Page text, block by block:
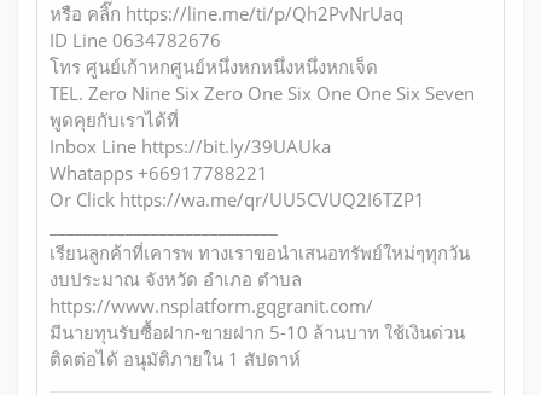
หรือ คลิ๊ก https://line.me/ti/p/Qh2PvNrUaq
ID Line 0634782676
โทร ศูนย์เก้าหกศูนย์หนึ่งหกหนึ่งหนึ่งหกเจ็ด
TEL. Zero Nine Six Zero One Six One One Six Seven
พูดคุยกับเราได้ที่
Inbox Line https://bit.ly/39UAUka
Whatapps +66917788221
Or Click https://wa.me/qr/UU5CVUQ2I6TZP1
เรียนลูกค้าที่เคารพ ทางเราขอนำเสนอทรัพย์ใหม่ๆทุกวัน
งบประมาณ จังหวัด อำเภอ ตำบล
https://www.nsplatform.gqgranit.com/
มีนายทุนรับซื้อฝาก-ขายฝาก 5-10 ล้านบาท ใช้เงินด่วน
ติดต่อได้ อนุมัติภายใน 1 สัปดาห์